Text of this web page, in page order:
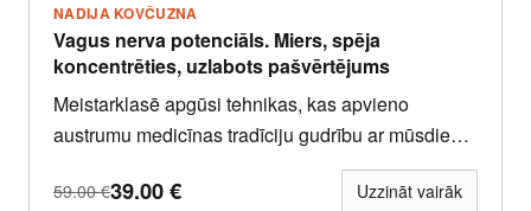
NADIJA KOVČUZNA
Vagus nerva potenciāls. Miers, spēja
koncentrēties, uzlabots pašvērtējums
Meistarklasē apgūsi tehnikas, kas apvieno
austrumu medicīnas tradīciju gudrību ar mūsdienu
somatisko terapiju un neirozinātnes atziņām,
veidojot pārbaudītu...
59.00€39.00€ Uzzināt vairāk